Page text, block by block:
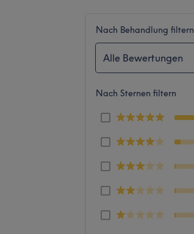
Nach Behandlung filtern
Alle Bewertungen
Nach Sternen filtern